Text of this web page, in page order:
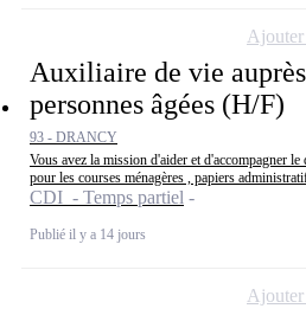
Auxiliaire de vie
personnes âgées (H/F)
93 - DRANCY
Vous avez la mission d'aider et d'accompagner le
pour les courses ménagères , papiers
CDI - Temps partiel
Publié il y a 14 jours